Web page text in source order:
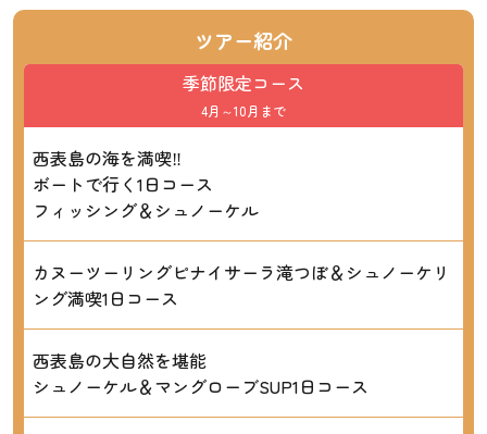
ツアー紹介
季節限定コース
4月～10月まで
西表島の海を満喫‼
ボートで行く1日コース
フィッシング＆シュノーケル
カヌーツーリングピナイサーラ滝つぼ＆シュノーケリ
ング満喫1日コース
西表島の大自然を堪能
シュノーケル＆マングローブSUP1日コース